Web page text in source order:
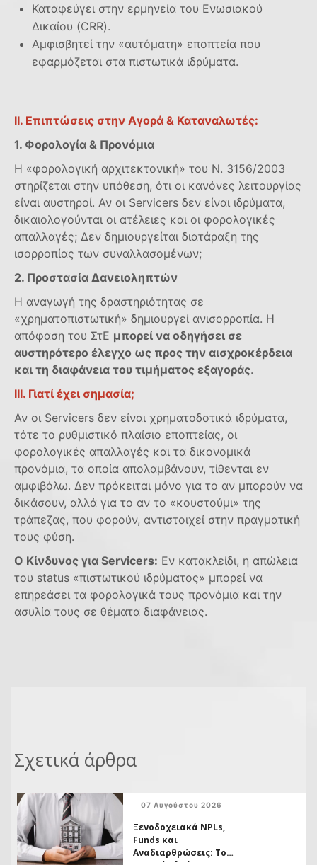
Καταφεύγει στην ερμηνεία του Ενωσιακού
Δικαίου (CRR).
Αμφισβητεί την «αυτόματη» εποπτεία που
εφαρμόζεται στα πιστωτικά ιδρύματα.
ΙΙ. Επιπτώσεις στην Αγορά & Καταναλωτές:
1. Φορολογία & Προνόμια
Η «φορολογική αρχιτεκτονική» του Ν. 3156/2003
στηρίζεται στην υπόθεση, ότι οι κανόνες λειτουργίας
είναι αυστηροί. Αν οι Servicers δεν είναι ιδρύματα,
δικαιολογούνται οι ατέλειες και οι φορολογικές
απαλλαγές; Δεν δημιουργείται διατάραξη της
ισορροπίας των συναλλασομένων;
2. Προστασία Δανειοληπτών
Η αναγωγή της δραστηριότητας σε
«χρηματοπιστωτική» δημιουργεί ανισορροπία. Η
απόφαση του ΣτΕ μπορεί να οδηγήσει σε
αυστηρότερο έλεγχο ως προς την αισχροκέρδεια
και τη διαφάνεια του τιμήματος εξαγοράς.
ΙΙΙ. Γιατί έχει σημασία;
Αν οι Servicers δεν είναι χρηματοδοτικά ιδρύματα,
τότε το ρυθμιστικό πλαίσιο εποπτείας, οι
φορολογικές απαλλαγές και τα δικονομικά
προνόμια, τα οποία απολαμβάνουν, τίθενται εν
αμφιβόλω. Δεν πρόκειται μόνο για το αν μπορούν να
δικάσουν, αλλά για το αν το «κουστούμι» της
τράπεζας, που φορούν, αντιστοιχεί στην πραγματική
τους φύση.
Ο Κίνδυνος για Servicers: Εν κατακλείδι, η απώλεια
του status «πιστωτικού ιδρύματος» μπορεί να
επηρεάσει τα φορολογικά τους προνόμια και την
ασυλία τους σε θέματα διαφάνειας.
Σχετικά άρθρα
07 Αυγούστου 2026
Ξενοδοχειακά NPLs,
Funds και
Αναδιαρθρώσεις: Το